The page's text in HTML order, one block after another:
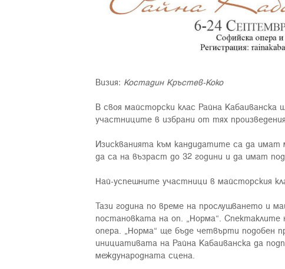
Визия: Костадин Кръстев-Коко
В своя майсторски клас Райна
участниците в избрани от тях
Изискванията към кандидатите са да имат
да са на възраст до 32 години и да имат
Най-успешните участници в майсторския
Тази година по време на прослушването и
постановката на оп. „Норма“.
опера. „Норма“ ще бъде четвърти подобен
инициативата на Райна Кабаиванска да
международната сцена.